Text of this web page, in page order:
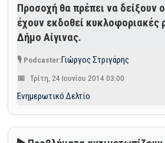
Προσοχή θα πρέπει να δείξουν
έχουν εκδοθεί κυκλοφοριακές
Δήμο Αίγινας.
Γιώργος Στριγάρης
Τρίτη, 24 Ιουνίου 2014 03:00
Ενημερωτικό Δελτίο